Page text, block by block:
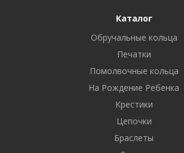
Каталог
Обручальные кольца
Печатки
Помолвочные кольца
На Рождение Ребенка
Крестики
Цепочки
Браслеты